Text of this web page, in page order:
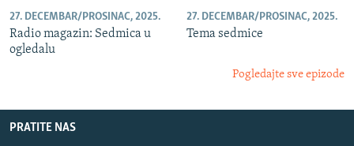
27. DECEMBAR/PROSINAC, 2025.
Radio magazin: Sedmica u
ogledalu
27. DECEMBAR/PROSINAC, 2025.
Tema sedmice
Pogledajte sve epizode
PRATITE NAS